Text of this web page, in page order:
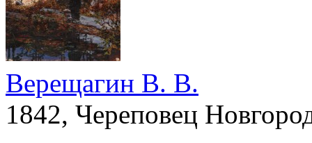
Верещагин В. В.
1842, Череповец